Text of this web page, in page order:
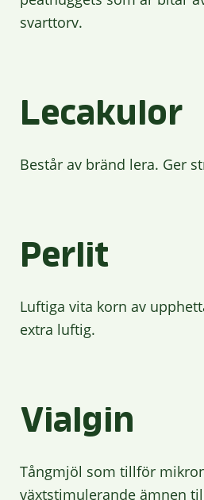
svarttorv.
Lecakulor
Består av bränd lera. Ger
Perlit
Luftiga vita korn av
extra luftig.
Vialgin
Tångmjöl som tillför
växtstimulerande ämnen